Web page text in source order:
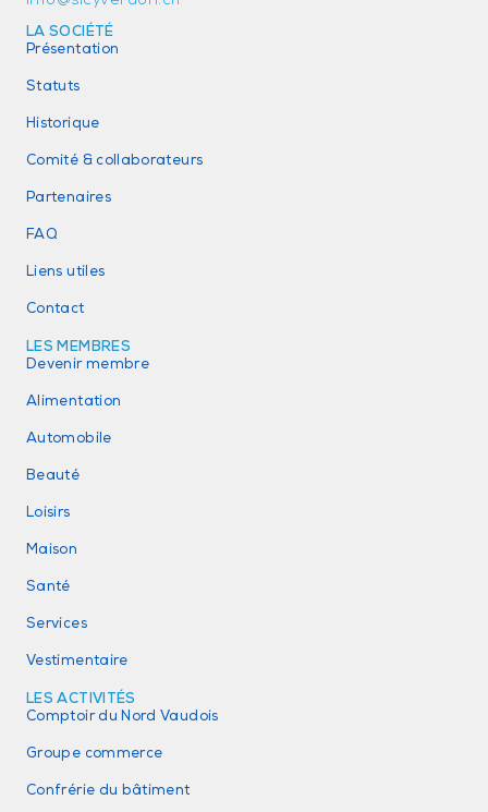
LA SOCIÉTÉ
Présentation
Statuts
Historique
Comité & collaborateurs
Partenaires
FAQ
Liens utiles
Contact
LES MEMBRES
Devenir membre
Alimentation
Automobile
Beauté
Loisirs
Maison
Santé
Services
Vestimentaire
LES ACTIVITÉS
Comptoir du Nord Vaudois
Groupe commerce
Confrérie du bâtiment